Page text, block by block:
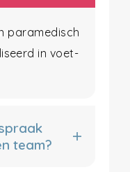
paramedisch
in voet-
team?